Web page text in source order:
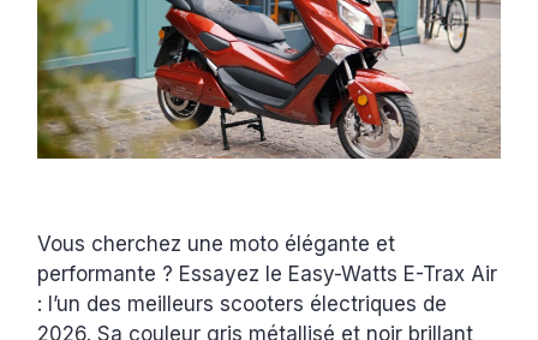
Vous cherchez une moto élégante et
performante ? Essayez le Easy-Watts E-Trax Air
: l’un des meilleurs scooters électriques de
2026. Sa couleur gris métallisé et noir brillant